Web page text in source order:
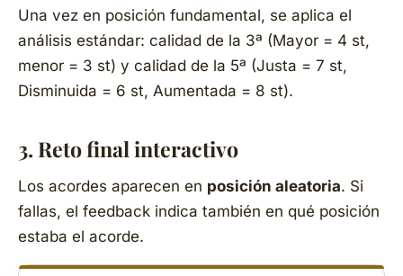
Una vez en posición fundamental, se aplica el
análisis estándar: calidad de la 3ª (Mayor = 4 st,
menor = 3 st) y calidad de la 5ª (Justa = 7 st,
Disminuida = 6 st, Aumentada = 8 st).
3. Reto final interactivo
Los acordes aparecen en posición aleatoria. Si
fallas, el feedback indica también en qué posición
estaba el acorde.